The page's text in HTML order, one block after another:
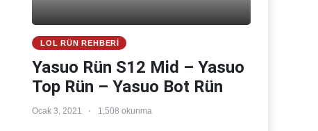
LOL RÜN REHBERI
Yasuo Rün S12 Mid – Yasuo
Top Rün – Yasuo Bot Rün
Ocak 3, 2021 1,508 okunma